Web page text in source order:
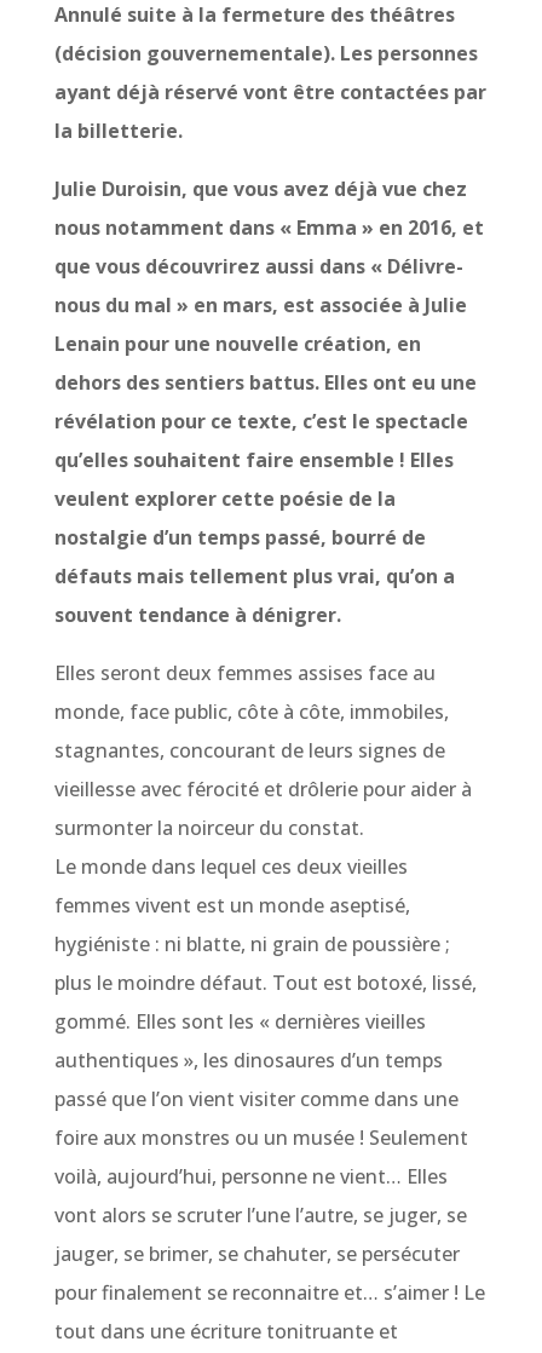
Annulé suite à la fermeture des théâtres
(décision gouvernementale). Les personnes
ayant déjà réservé vont être contactées par
la billetterie.
Julie Duroisin, que vous avez déjà vue chez
nous notamment dans « Emma » en 2016, et
que vous découvrirez aussi dans « Délivre-
nous du mal » en mars, est associée à Julie
Lenain pour une nouvelle création, en
dehors des sentiers battus. Elles ont eu une
révélation pour ce texte, c’est le spectacle
qu’elles souhaitent faire ensemble ! Elles
veulent explorer cette poésie de la
nostalgie d’un temps passé, bourré de
défauts mais tellement plus vrai, qu’on a
souvent tendance à dénigrer.
Elles seront deux femmes assises face au
monde, face public, côte à côte, immobiles,
stagnantes, concourant de leurs signes de
vieillesse avec férocité et drôlerie pour aider à
surmonter la noirceur du constat.
Le monde dans lequel ces deux vieilles
femmes vivent est un monde aseptisé,
hygiéniste : ni blatte, ni grain de poussière ;
plus le moindre défaut. Tout est botoxé, lissé,
gommé. Elles sont les « dernières vieilles
authentiques », les dinosaures d’un temps
passé que l’on vient visiter comme dans une
foire aux monstres ou un musée ! Seulement
voilà, aujourd’hui, personne ne vient… Elles
vont alors se scruter l’une l’autre, se juger, se
jauger, se brimer, se chahuter, se persécuter
pour finalement se reconnaitre et… s’aimer ! Le
tout dans une écriture tonitruante et